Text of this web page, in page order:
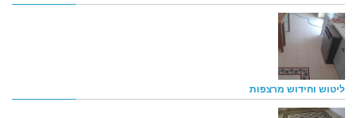
ליטוש וחידוש מרצפות